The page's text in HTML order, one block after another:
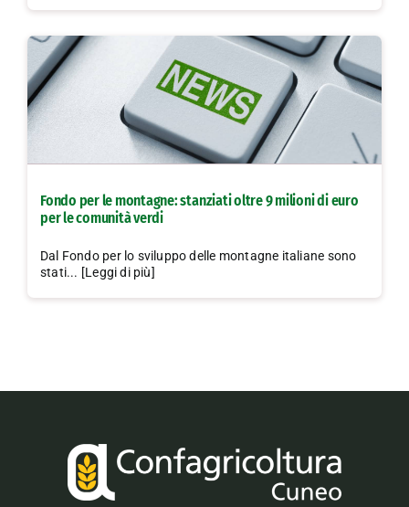
Fondo per le montagne: stanziati oltre 9 milioni di euro
per le comunità verdi
Dal Fondo per lo sviluppo delle montagne italiane sono
stati... [Leggi di più]